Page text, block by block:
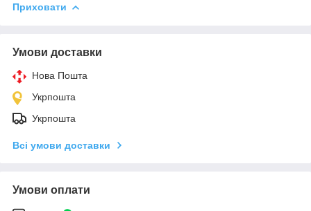
Приховати
Умови доставки
Нова Пошта
Укрпошта
Укрпошта
Всі умови доставки
Умови оплати